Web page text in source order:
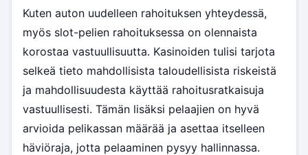
Kuten auton uudelleen rahoituksen yhteydessä,
myös slot-pelien rahoituksessa on olennaista
korostaa vastuullisuutta. Kasinoiden tulisi tarjota
selkeä tieto mahdollisista taloudellisista riskeistä
ja mahdollisuudesta käyttää rahoitusratkaisuja
vastuullisesti. Tämän lisäksi pelaajien on hyvä
arvioida pelikassan määrää ja asettaa itselleen
häviöraja, jotta pelaaminen pysyy hallinnassa.